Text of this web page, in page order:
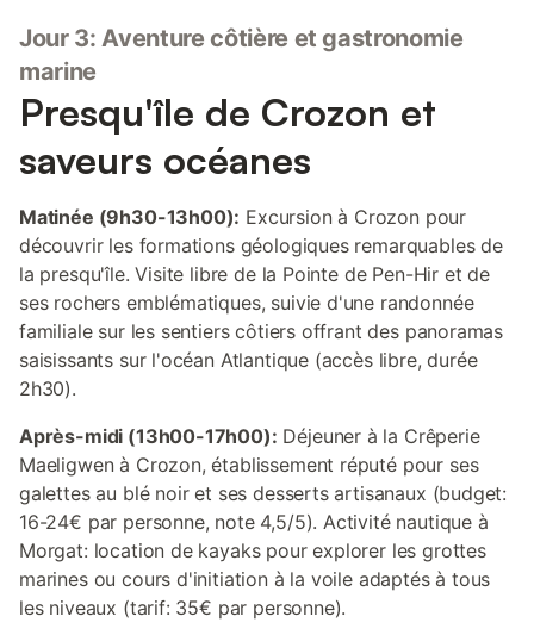
Jour 3: Aventure côtière et gastronomie
marine
Presqu'île de Crozon et
saveurs océanes
Matinée (9h30-13h00): Excursion à Crozon pour
découvrir les formations géologiques remarquables de
la presqu'île. Visite libre de la Pointe de Pen-Hir et de
ses rochers emblématiques, suivie d'une randonnée
familiale sur les sentiers côtiers offrant des panoramas
saisissants sur l'océan Atlantique (accès libre, durée
2h30).
Après-midi (13h00-17h00): Déjeuner à la Crêperie
Maeligwen à Crozon, établissement réputé pour ses
galettes au blé noir et ses desserts artisanaux (budget:
16-24€ par personne, note 4,5/5). Activité nautique à
Morgat: location de kayaks pour explorer les grottes
marines ou cours d'initiation à la voile adaptés à tous
les niveaux (tarif: 35€ par personne).